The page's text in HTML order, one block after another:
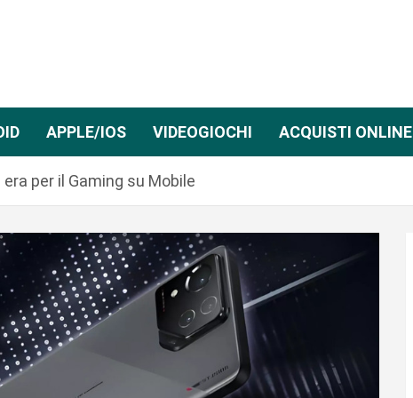
APPLE/IOS VIDEOGIOCHI ACQUISTI ONLINE
era per il Gaming su Mobile